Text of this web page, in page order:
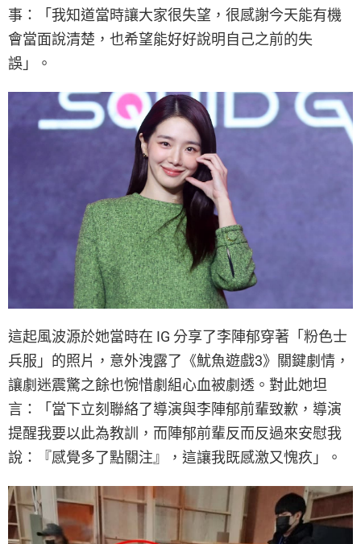
事：「我知道當時讓大家很失望，很感謝今天能有機
會當面說清楚，也希望能好好說明自己之前的失
誤」。
這起風波源於她當時在 IG 分享了李陣郁穿著「粉色士
兵服」的照片，意外洩露了《魷魚遊戲3》關鍵劇情，
讓劇迷震驚之餘也惋惜劇組心血被劇透。對此她坦
言：「當下立刻聯絡了導演與李陣郁前輩致歉，導演
提醒我要以此為教訓，而陣郁前輩反而反過來安慰我
說：『感覺多了點關注』，這讓我既感激又愧疚」。